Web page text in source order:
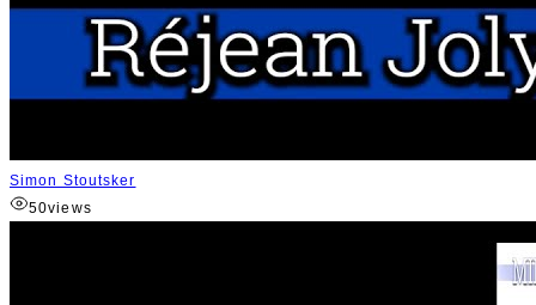
Simon Stoutsker
50views